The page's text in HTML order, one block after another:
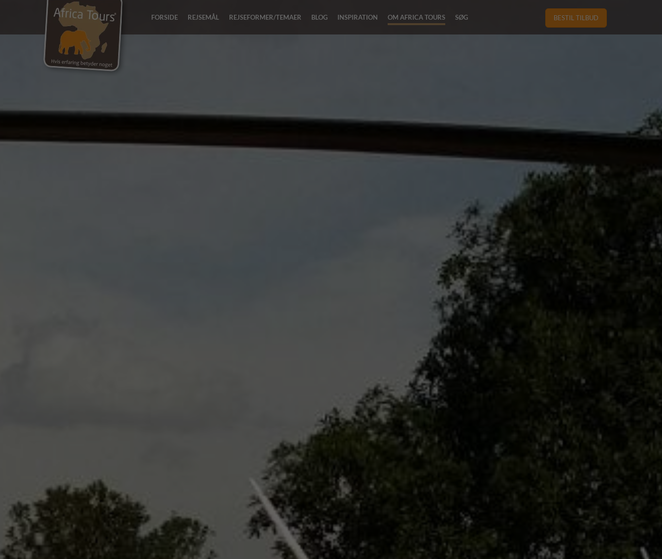
FORSIDE REJSEMÅL REJSEFORMER/TEMAER BLOG INSPIRATION OM AFRICA TOURS SØG BESTIL TILBUD